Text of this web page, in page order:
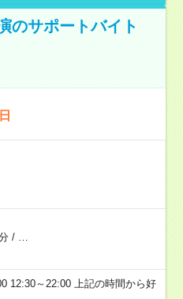
のサポートバイト
/
12:30～22:00 上記の時間から好